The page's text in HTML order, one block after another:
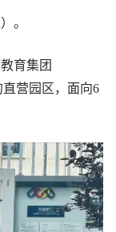
。
育集团
直营园区，面向6